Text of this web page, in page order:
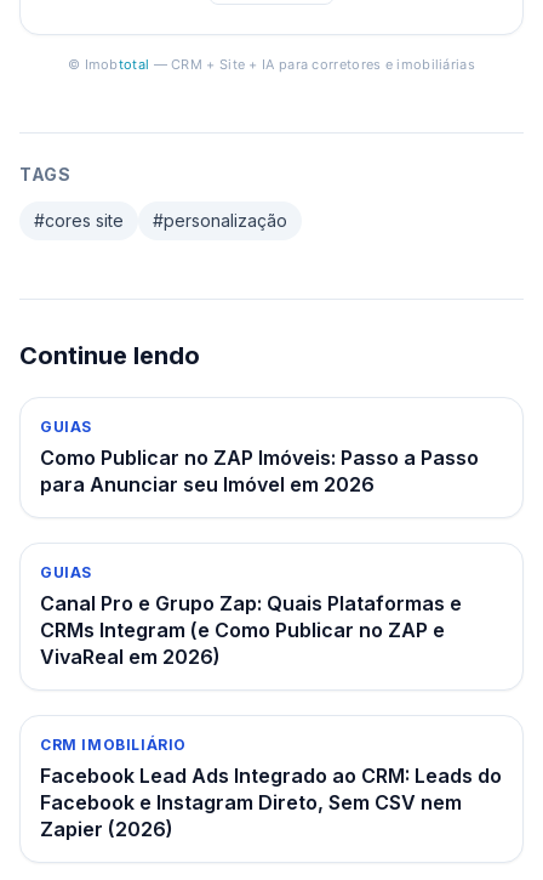
© Imobtotal — CRM + Site + IA para corretores e imobiliárias
TAGS
#cores site #personalização
Continue lendo
GUIAS
Como Publicar no ZAP Imóveis: Passo a Passo
para Anunciar seu Imóvel em 2026
GUIAS
Canal Pro e Grupo Zap: Quais Plataformas e
CRMs Integram (e Como Publicar no ZAP e
VivaReal em 2026)
CRM IMOBILIÁRIO
Facebook Lead Ads Integrado ao CRM: Leads do
Facebook e Instagram Direto, Sem CSV nem
Zapier (2026)